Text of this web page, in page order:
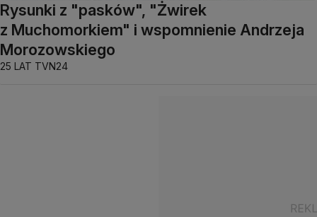
Rysunki z "pasków", "Żwirek
z Muchomorkiem" i wspomnienie Andrzeja
Morozowskiego
25 LAT TVN24